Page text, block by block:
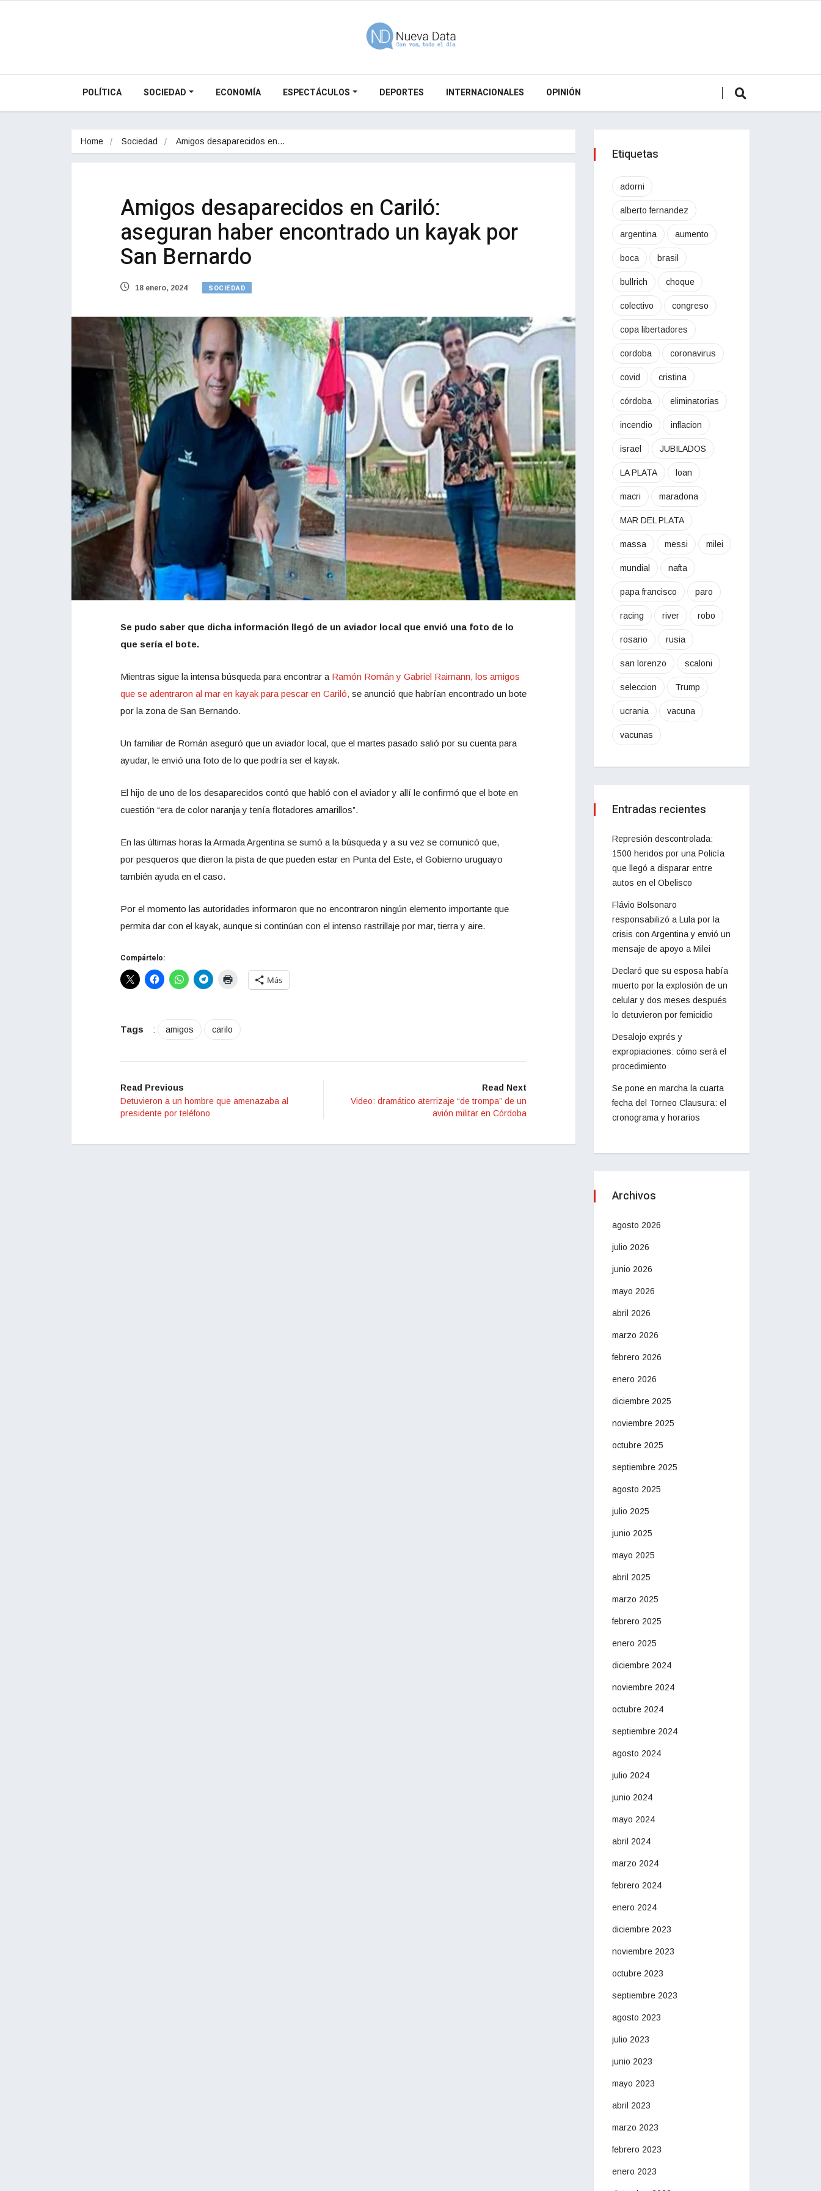
POLÍTICA SOCIEDAD ECONOMÍA ESPECTÁCULOS DEPORTES INTERNACIONALES OPINIÓN
Home Sociedad Amigos desaparecidos en…
Amigos desaparecidos en Cariló:
aseguran haber encontrado un kayak por
San Bernardo
18 enero, 2024 SOCIEDAD
Se pudo saber que dicha información llegó de un aviador local que envió una foto de lo
que sería el bote.
Mientras sigue la intensa búsqueda para encontrar a Ramón Román y Gabriel Raimann, los amigos
que se adentraron al mar en kayak para pescar en Cariló, se anunció que habrían encontrado un bote
por la zona de San Bernando.
Un familiar de Román aseguró que un aviador local, que el martes pasado salió por su cuenta para
ayudar, le envió una foto de lo que podría ser el kayak.
El hijo de uno de los desaparecidos contó que habló con el aviador y allí le confirmó que el bote en
cuestión “era de color naranja y tenía flotadores amarillos”.
En las últimas horas la Armada Argentina se sumó a la búsqueda y a su vez se comunicó que,
por pesqueros que dieron la pista de que pueden estar en Punta del Este, el Gobierno uruguayo
también ayuda en el caso.
Por el momento las autoridades informaron que no encontraron ningún elemento importante que
permita dar con el kayak, aunque si continúan con el intenso rastrillaje por mar, tierra y aire.
Compártelo:
Más
Tags : amigos carilo
Read Previous
Detuvieron a un hombre que amenazaba al
presidente por teléfono
Read Next
Video: dramático aterrizaje “de trompa” de un
avión militar en Córdoba
Etiquetas
adorni
alberto fernandez
argentina aumento
boca brasil
bullrich choque
colectivo congreso
copa libertadores
cordoba coronavirus
covid cristina
córdoba eliminatorias
incendio inflacion
israel JUBILADOS
LA PLATA loan
macri maradona
MAR DEL PLATA
massa messi milei
mundial nafta
papa francisco paro
racing river robo
rosario rusia
san lorenzo scaloni
seleccion Trump
ucrania vacuna
vacunas
Entradas recientes
Represión descontrolada:
1500 heridos por una Policía
que llegó a disparar entre
autos en el Obelisco
Flávio Bolsonaro
responsabilizó a Lula por la
crisis con Argentina y envió un
mensaje de apoyo a Milei
Declaró que su esposa había
muerto por la explosión de un
celular y dos meses después
lo detuvieron por femicidio
Desalojo exprés y
expropiaciones: cómo será el
procedimiento
Se pone en marcha la cuarta
fecha del Torneo Clausura: el
cronograma y horarios
Archivos
agosto 2026
julio 2026
junio 2026
mayo 2026
abril 2026
marzo 2026
febrero 2026
enero 2026
diciembre 2025
noviembre 2025
octubre 2025
septiembre 2025
agosto 2025
julio 2025
junio 2025
mayo 2025
abril 2025
marzo 2025
febrero 2025
enero 2025
diciembre 2024
noviembre 2024
octubre 2024
septiembre 2024
agosto 2024
julio 2024
junio 2024
mayo 2024
abril 2024
marzo 2024
febrero 2024
enero 2024
diciembre 2023
noviembre 2023
octubre 2023
septiembre 2023
agosto 2023
julio 2023
junio 2023
mayo 2023
abril 2023
marzo 2023
febrero 2023
enero 2023